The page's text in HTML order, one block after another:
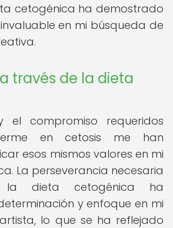
cetogénica ha demostrado
en mi búsqueda de
través de la dieta
el compromiso requeridos
en cetosis me han
esos mismos valores en mi
La perseverancia necesaria
la dieta cetogénica ha
y enfoque en mi
lo que se ha reflejado